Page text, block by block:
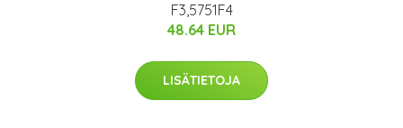
F3,5751F4
48.64 EUR
LISÄTIETOJA